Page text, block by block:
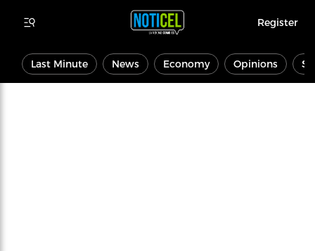
Register
Last Minute News Economy Opinions